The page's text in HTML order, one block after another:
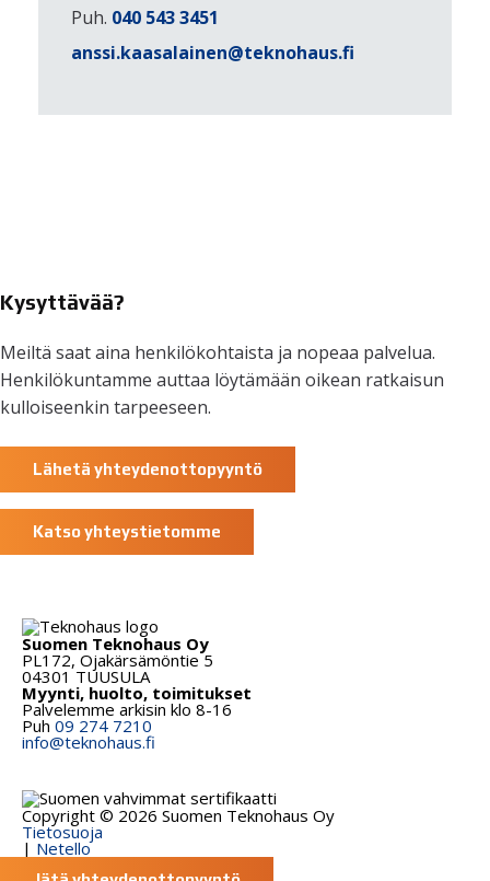
Puh. 040 543 3451
anssi.kaasalainen@teknohaus.fi
Kysyttävää?
Meiltä saat aina henkilökohtaista ja nopeaa palvelua.
Henkilökuntamme auttaa löytämään oikean ratkaisun
kulloiseenkin tarpeeseen.
Lähetä yhteydenottopyyntö
Katso yhteystietomme
Suomen Teknohaus Oy
PL172, Ojakärsämöntie 5
04301 TUUSULA
Myynti, huolto, toimitukset
Palvelemme arkisin klo 8-16
Puh 09 274 7210
info@teknohaus.fi
LinkedIn
Copyright © 2026 Suomen Teknohaus Oy
Tietosuoja
| Netello